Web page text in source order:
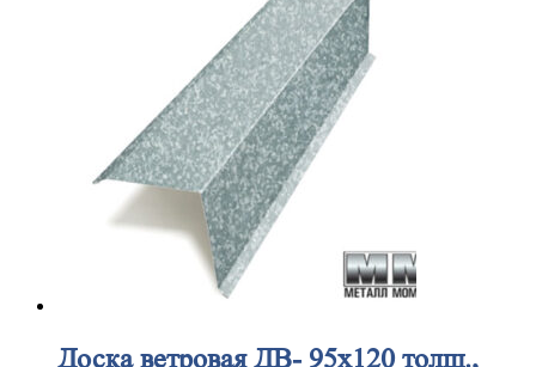
Доскаветровая ДВ- 95х120 толщ.,